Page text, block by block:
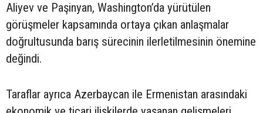
Aliyev ve Paşinyan, Washington’da yürütülen
görüşmeler kapsamında ortaya çıkan anlaşmalar
doğrultusunda barış sürecinin ilerletilmesinin önemine
değindi.
Taraflar ayrıca Azerbaycan ile Ermenistan arasındaki